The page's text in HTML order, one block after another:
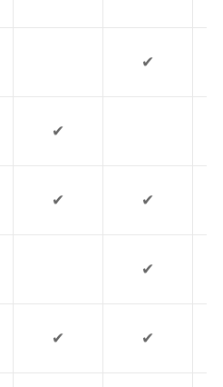
✔
✔
✔ ✔
✔
✔ ✔